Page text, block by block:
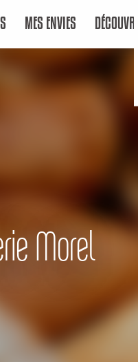
MES ENVIES DÉCOUVRIR
Morel